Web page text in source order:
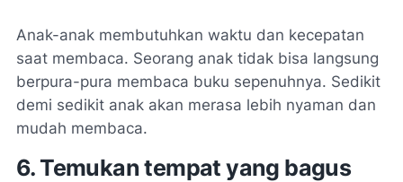
Anak-anak membutuhkan waktu dan kecepatan
saat membaca. Seorang anak tidak bisa langsung
berpura-pura membaca buku sepenuhnya. Sedikit
demi sedikit anak akan merasa lebih nyaman dan
mudah membaca.
6. Temukan tempat yang bagus